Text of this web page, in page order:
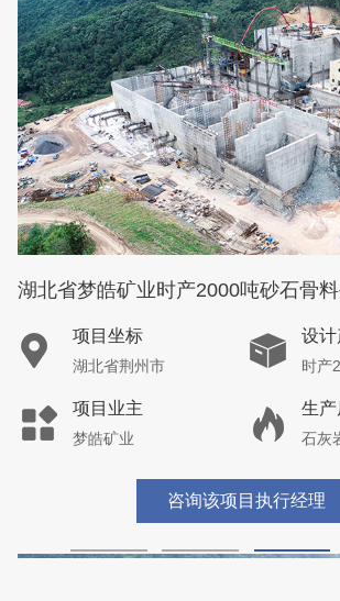
项目业主
梦皓矿业
生
石灰
咨询该项目执行经理
湖北省荆州市鼎盛矿业时产2000吨高